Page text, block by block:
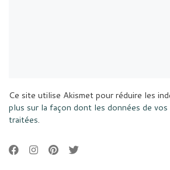
Ce site utilise Akismet pour réduire les
plus sur la façon dont les données de
traitées.